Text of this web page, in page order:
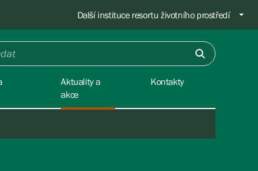
Další instituce resortu životního prostředí
Aktuality a
akce
Kontakty